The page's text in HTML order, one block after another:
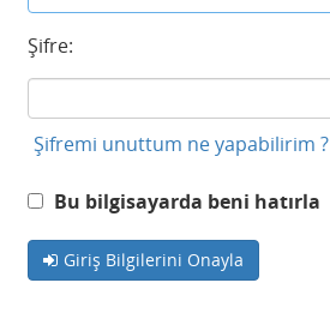
Şifre:
Şifremi unuttum ne yapabilirim ?
Bu bilgisayarda beni hatırla
Giriş Bilgilerini Onayla